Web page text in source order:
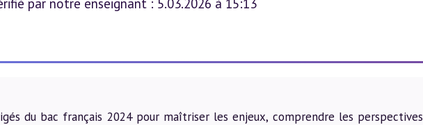
par notre enseignant : 5.03.2026 à 15:13
du bac français 2024 pour maîtriser les enjeux, comprendre les perspectives